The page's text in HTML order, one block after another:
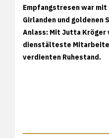
Empfangstresen war
Girlanden und goldenen
Anlass: Mit Jutta
dienstälteste
verdienten Ruhestand.